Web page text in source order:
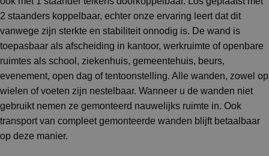
2 staanders koppelbaar, echter onze ervaring leert dat dit
vanwege zijn sterkte en stabiliteit onnodig is. De wand is
toepasbaar als afscheiding in kantoor, werkruimte of openbare
ruimtes als school, ziekenhuis, gemeentehuis, beurs,
evenement, open dag of tentoonstelling. Alle wanden, zowel op
wielen of voeten zijn nestelbaar. Wanneer u de wanden niet
gebruikt nemen ze gemonteerd nauwelijks ruimte in. Ook
transport van compleet gemonteerde wanden blijft betaalbaar
op deze manier.